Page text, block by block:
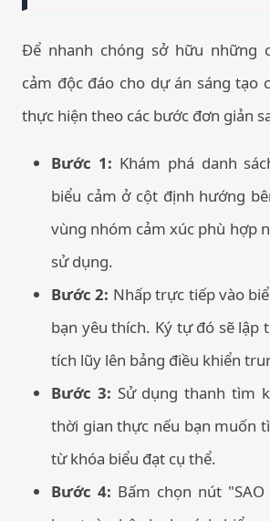
Để nhanh chóng sở hữu những
cảm độc đáo cho dự án sáng tạo
thực hiện theo các bước đơn giản
Bước 1: Khám phá danh
biểu cảm ở cột định hướng
vùng nhóm cảm xúc phù hợp
sử dụng.
Bước 2: Nhấp trực tiếp vào
bạn yêu thích. Ký tự đó sẽ lập
tích lũy lên bảng điều khiển
Bước 3: Sử dụng thanh tìm
thời gian thực nếu bạn muốn
từ khóa biểu đạt cụ thể.
Bước 4: Bấm chọn nút "SAO